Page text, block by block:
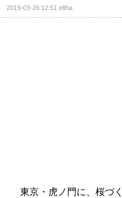
2019-03-26 12:51eltha
東京・虎ノ門に、桜づ